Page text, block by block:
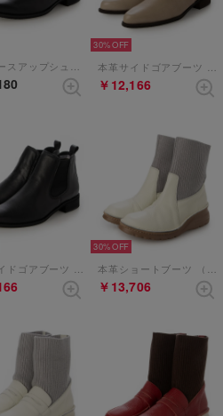
本革レースアップシューズ （ブラック）
30%
本革サイドゴアブーツ （グレージュ）
￥12,166
30%
￥13,706